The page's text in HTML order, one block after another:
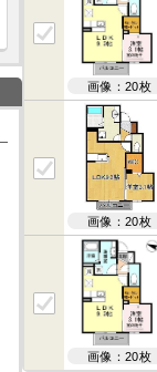
画像：20枚
画像：20枚
画像：20枚